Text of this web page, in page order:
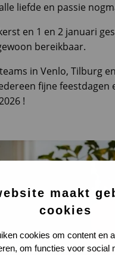
maakt
cookies
cookies om content en
om functies voor social
liefde en passie
en 1 en 2 januari
bereikbaar.
in Venlo, Tilburg
fijne feestdagen
!